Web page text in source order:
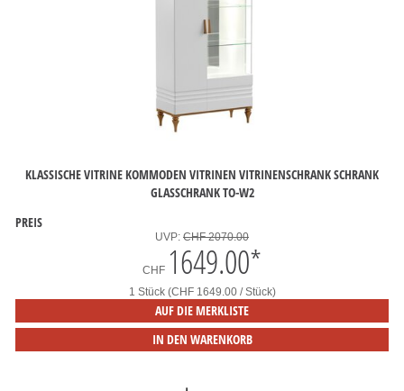
KLASSISCHE VITRINE KOMMODEN VITRINEN VITRINENSCHRANK SCHRANK
GLASSCHRANK TO-W2
PREIS
UVP: CHF 2070.00
CHF 1649.00*
1 Stück (CHF 1649.00 / Stück)
AUF DIE MERKLISTE
IN DEN WARENKORB